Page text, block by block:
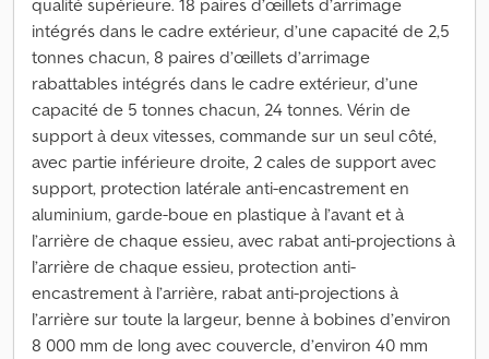
qualité supérieure. 18 paires d’œillets d’arrimage
intégrés dans le cadre extérieur, d’une capacité de 2,5
tonnes chacun, 8 paires d’œillets d’arrimage
rabattables intégrés dans le cadre extérieur, d’une
capacité de 5 tonnes chacun, 24 tonnes. Vérin de
support à deux vitesses, commande sur un seul côté,
avec partie inférieure droite, 2 cales de support avec
support, protection latérale anti-encastrement en
aluminium, garde-boue en plastique à l’avant et à
l’arrière de chaque essieu, avec rabat anti-projections à
l’arrière de chaque essieu, protection anti-
encastrement à l’arrière, rabat anti-projections à
l’arrière sur toute la largeur, benne à bobines d’environ
8 000 mm de long avec couvercle, d’environ 40 mm